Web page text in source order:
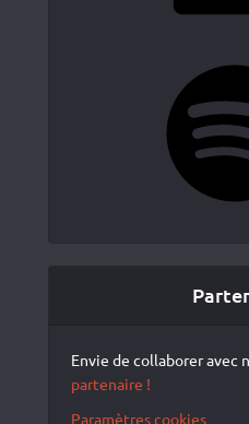
Envie de collaborer avec
partenaire !
Paramètres cookies